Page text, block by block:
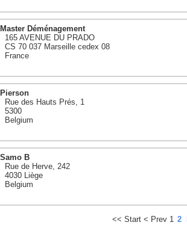
Master Déménagement
165 AVENUE DU PRADO
CS 70 037 Marseille cedex 08
France
Pierson
Rue des Hauts Prés, 1
5300
Belgium
Samo B
Rue de Herve, 242
4030 Liège
Belgium
<< Start< Prev 1 2